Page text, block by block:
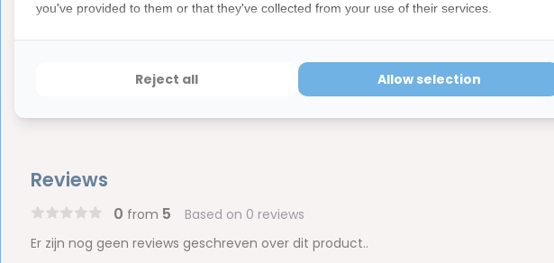
ⓘ
Let op
Dit is een hygiëne product met aangepaste retourvoorwaarden
hebben ook een waardevermindering van 100%.
Reviews
0 from 5 Based on 0 reviews
Er zijn nog geen reviews geschreven over dit product..
you've provided to them or that they've collected from your use of their services.
Reject all Allow selection